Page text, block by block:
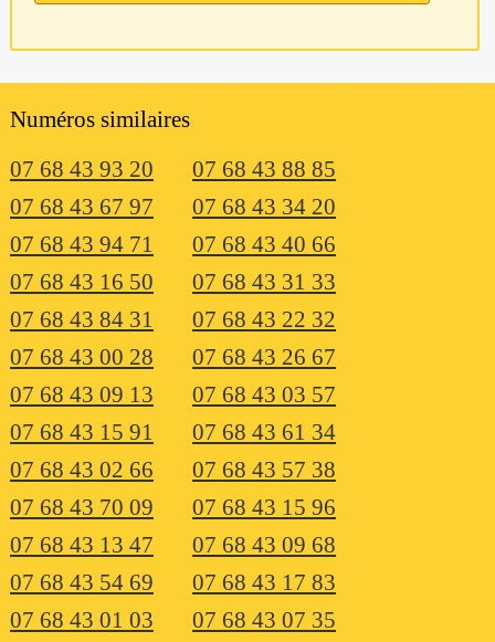
Numéros similaires
07 68 43 93 20
07 68 43 88 85
07 68 43 67 97
07 68 43 34 20
07 68 43 94 71
07 68 43 40 66
07 68 43 16 50
07 68 43 31 33
07 68 43 84 31
07 68 43 22 32
07 68 43 00 28
07 68 43 26 67
07 68 43 09 13
07 68 43 03 57
07 68 43 15 91
07 68 43 61 34
07 68 43 02 66
07 68 43 57 38
07 68 43 70 09
07 68 43 15 96
07 68 43 13 47
07 68 43 09 68
07 68 43 54 69
07 68 43 17 83
07 68 43 01 03
07 68 43 07 35